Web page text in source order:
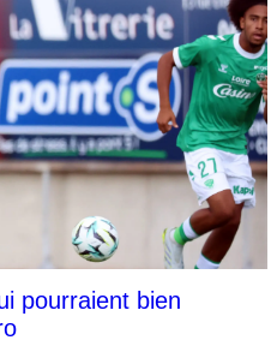
pourraient bien